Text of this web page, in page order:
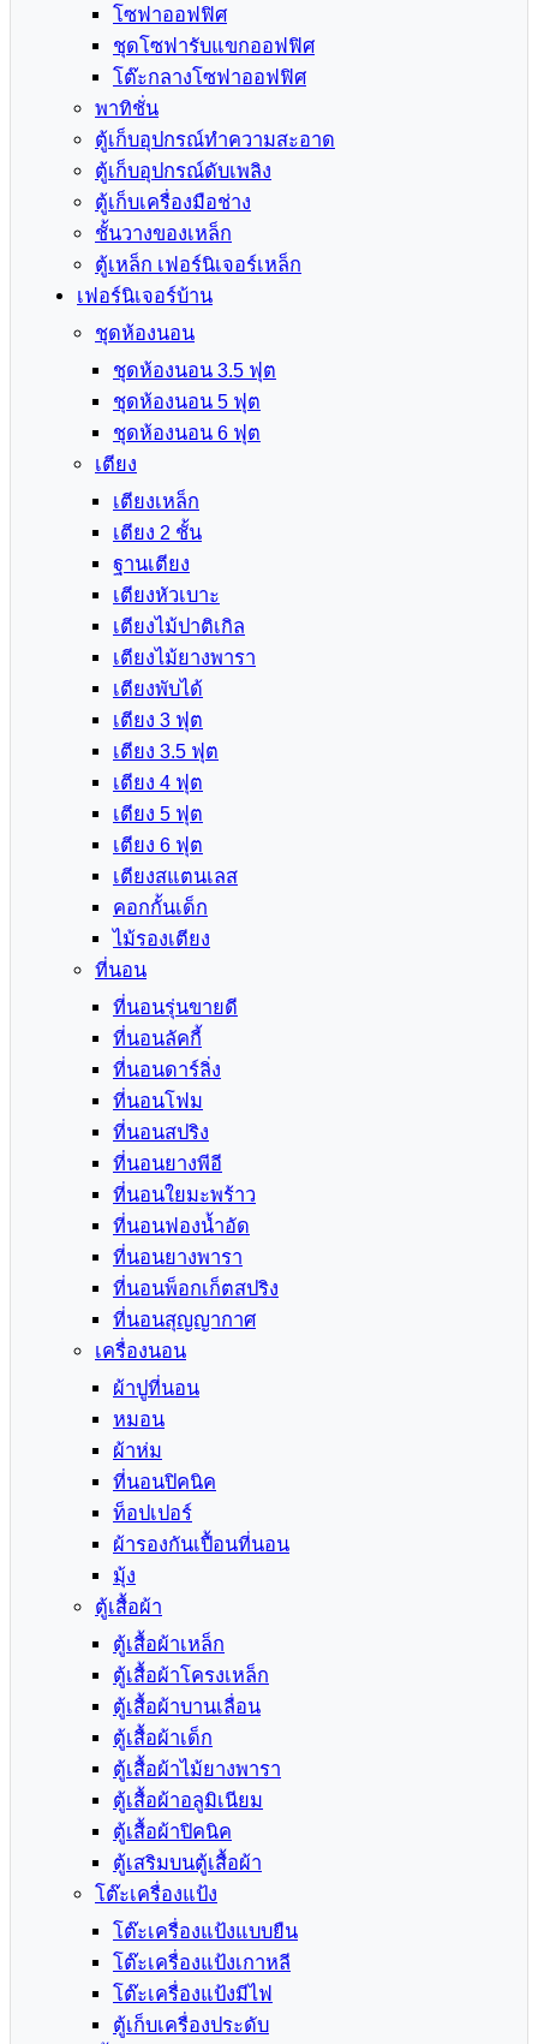
โซฟาออฟฟิศ
ชุดโซฟารับแขกออฟฟิศ
โต๊ะกลางโซฟาออฟฟิศ
พาทิชั่น
ตู้เก็บอุปกรณ์ทำความสะอาด
ตู้เก็บอุปกรณ์ดับเพลิง
ตู้เก็บเครื่องมือช่าง
ชั้นวางของเหล็ก
ตู้เหล็ก เฟอร์นิเจอร์เหล็ก
เฟอร์นิเจอร์บ้าน
ชุดห้องนอน
ชุดห้องนอน 3.5 ฟุต
ชุดห้องนอน 5 ฟุต
ชุดห้องนอน 6 ฟุต
เตียง
เตียงเหล็ก
เตียง 2 ชั้น
ฐานเตียง
เตียงหัวเบาะ
เตียงไม้ปาติเกิล
เตียงไม้ยางพารา
เตียงพับได้
เตียง 3 ฟุต
เตียง 3.5 ฟุต
เตียง 4 ฟุต
เตียง 5 ฟุต
เตียง 6 ฟุต
เตียงสแตนเลส
คอกกั้นเด็ก
ไม้รองเตียง
ที่นอน
ที่นอนรุ่นขายดี
ที่นอนลัคกี้
ที่นอนดาร์ลิ่ง
ที่นอนโฟม
ที่นอนสปริง
ที่นอนยางพีอี
ที่นอนใยมะพร้าว
ที่นอนฟองน้ำอัด
ที่นอนยางพารา
ที่นอนพ็อกเก็ตสปริง
ที่นอนสุญญากาศ
เครื่องนอน
ผ้าปูที่นอน
หมอน
ผ้าห่ม
ที่นอนปิคนิค
ท็อปเปอร์
ผ้ารองกันเปื้อนที่นอน
มุ้ง
ตู้เสื้อผ้า
ตู้เสื้อผ้าเหล็ก
ตู้เสื้อผ้าโครงเหล็ก
ตู้เสื้อผ้าบานเลื่อน
ตู้เสื้อผ้าเด็ก
ตู้เสื้อผ้าไม้ยางพารา
ตู้เสื้อผ้าอลูมิเนียม
ตู้เสื้อผ้าปิคนิค
ตู้เสริมบนตู้เสื้อผ้า
โต๊ะเครื่องแป้ง
โต๊ะเครื่องแป้งแบบยืน
โต๊ะเครื่องแป้งเกาหลี
โต๊ะเครื่องแป้งมีไฟ
ตู้เก็บเครื่องประดับ